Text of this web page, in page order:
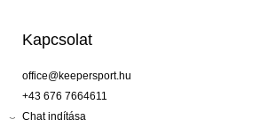
Kapcsolat
office@keepersport.hu
+43 676 7664611
Chat indítása